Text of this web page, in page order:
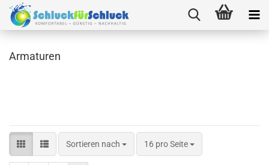
Armaturen
Sortieren nach
Sortieren nach 16 pro Seite
pro Seite